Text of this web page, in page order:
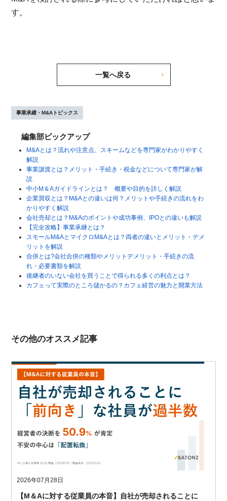
す。
一覧へ戻る
事業承継・M&Aトピックス
編集部ピックアップ
M&Aとは？流れや注意点、スキームなどを専門家がわかりやすく
解説
事業譲渡とは？メリット・手続き・税金などについて専門家が解
説
中小M＆Aガイドラインとは？ 概要や目的を詳しく解説
企業買収とは？M&Aとの違いは何？メリットや手続きの流れをわ
かりやすく解説
会社売却とは？M&Aのポイントや成功事例、IPOとの違いも解説
【完全攻略】事業承継とは？
スモールM&AとマイクロM&Aとは？両者の違いとメリット・デメ
リットを解説
合併とは?会社合併の種類やメリットデメリット・手続きの流
れ・必要書類を解説
後継者のいない会社を買うことで得られる多くの利点とは？
カフェって実際のところ儲かるの？カフェ経営の魅力と開業方法
その他のオススメ記事
2026年07月28日
【M＆Aに対する従業員の本音】自社が売却されることに